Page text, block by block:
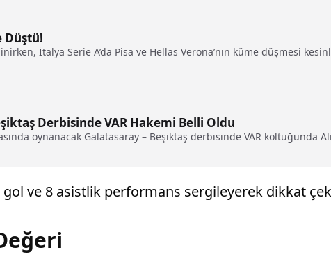
Düştü!
İtalya Serie A’da Pisa ve Hellas Verona’nın küme düşmesi
Derbisinde VAR Hakemi Belli Oldu
oynanacak Galatasaray – Beşiktaş derbisinde VAR
ve 8 asistlik performans sergileyerek dikkat